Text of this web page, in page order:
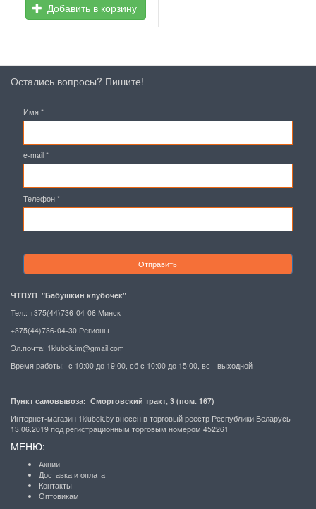
Добавить в корзину
Остались вопросы? Пишите!
Имя *
e-mail *
Телефон *
Отправить
ЧТПУП "Бабушкин клубочек"
Тел.: +375(44)736-04-06 Минск
+375(44)736-04-30 Регионы
Эл.почта: 1klubok.im@gmail.com
Время работы: с 10:00 до 19:00, сб с 10:00 до 15:00, вс - выходной
Пункт самовывоза: Сморговский тракт, 3 (пом. 167)
Интернет-магазин 1klubok.by внесен в торговый реестр Республики Беларусь
13.06.2019 под регистрационным торговым номером 452261
МЕНЮ:
Акции
Доставка и оплата
Контакты
Оптовикам